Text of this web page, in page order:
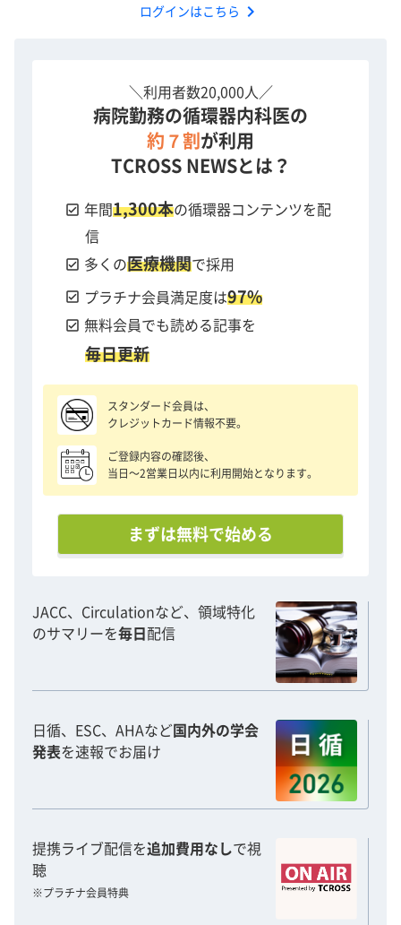
ログインはこちら chevron_right
＼利用者数20,000人／
病院勤務の循環器内科医の
約７割 が利用
TCROSS NEWSとは？
check_box 年間1,300本の循環器コンテンツを配
信
check_box 多くの医療機関で採用
check_box プラチナ会員満足度は97%
check_box 無料会員でも読める記事を
毎日更新
スタンダード会員は、
クレジットカード情報不要。
ご登録内容の確認後、
当日〜2営業日以内に利用開始となります。
まずは無料で始める
JACC、Circulationなど、領域特化
のサマリーを毎日 配信
日循、ESC、AHAなど国内外の学会
発表を速報でお届け
提携ライブ配信を追加費用なしで視
聴
※プラチナ会員特典